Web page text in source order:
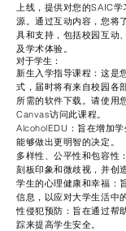
上线，提供对您的SAIC
源。通过互动内容，您将
具和支持，包括校园互动
及学术体验。
对于学生：
新生入学指导课程：这是
式，届时将有来自校园各
所需的软件下载。请使用
Canvas访问此课程。
AlcoholEDU：旨在增加
能够做出更明智的决定。
多样性、公平性和包容性
刻板印象和微歧视，并创
学生的心理健康和幸福：
信息，以应对大学生活中
性侵犯预防：旨在通过帮
踪来提高学生安全。